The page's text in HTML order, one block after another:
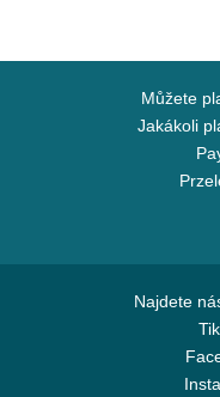
Můžete
Jakákoli
Najdete